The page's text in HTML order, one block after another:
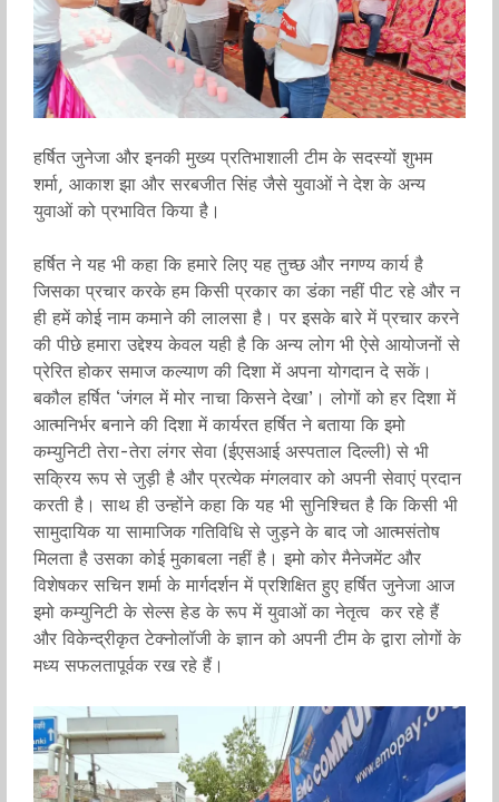
हर्षित जुनेजा और इनकी मुख्य प्रतिभाशाली टीम के सदस्यों शुभम
शर्मा, आकाश झा और सरबजीत सिंह जैसे युवाओं ने देश के अन्य
युवाओं को प्रभावित किया है।
हर्षित ने यह भी कहा कि हमारे लिए यह तुच्छ और नगण्य कार्य है
जिसका प्रचार करके हम किसी प्रकार का डंका नहीं पीट रहे और न
ही हमें कोई नाम कमाने की लालसा है। पर इसके बारे में प्रचार करने
की पीछे हमारा उद्देश्य केवल यही है कि अन्य लोग भी ऐसे आयोजनों से
प्रेरित होकर समाज कल्याण की दिशा में अपना योगदान दे सकें।
बकौल हर्षित ‘जंगल में मोर नाचा किसने देखा’। लोगों को हर दिशा में
आत्मनिर्भर बनाने की दिशा में कार्यरत हर्षित ने बताया कि इमो
कम्युनिटी तेरा-तेरा लंगर सेवा (ईएसआई अस्पताल दिल्ली) से भी
सक्रिय रूप से जुड़ी है और प्रत्येक मंगलवार को अपनी सेवाएं प्रदान
करती है। साथ ही उन्होंने कहा कि यह भी सुनिश्चित है कि किसी भी
सामुदायिक या सामाजिक गतिविधि से जुड़ने के बाद जो आत्मसंतोष
मिलता है उसका कोई मुकाबला नहीं है। इमो कोर मैनेजमेंट और
विशेषकर सचिन शर्मा के मार्गदर्शन में प्रशिक्षित हुए हर्षित जुनेजा आज
इमो कम्युनिटी के सेल्स हेड के रूप में युवाओं का नेतृत्व कर रहे हैं
और विकेन्द्रीकृत टेक्नोलॉजी के ज्ञान को अपनी टीम के द्वारा लोगों के
मध्य सफलतापूर्वक रख रहे हैं।